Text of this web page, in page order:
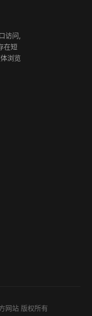
访问,
在短
浏览
网站 版权所有